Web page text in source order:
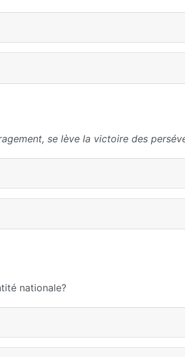
se lève la victoire des
nationale?